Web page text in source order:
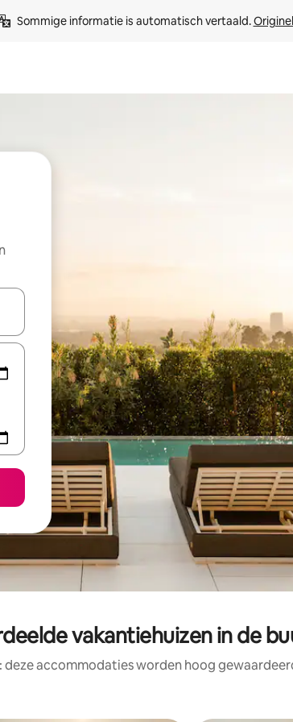
Sommige informatie is automatisch vertaald.
keuze met je de pijltjestoetsen omhoog en
vakantiehuizen in de
deze accommodaties worden hoog